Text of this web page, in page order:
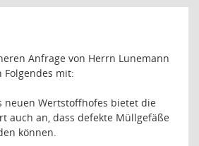
Anfrage von Herrn Lunemann
mit:
neuen Wertstoffhofes bietet die
auch an, dass defekte Müllgefäße
können.